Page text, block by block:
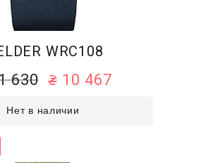
WRC108
630 10 467
Нет в наличии